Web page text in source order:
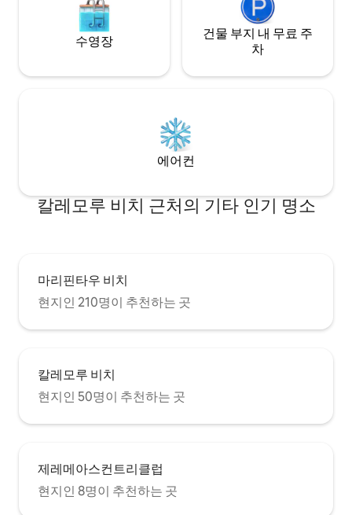
수영장
건물 부지 내 무료 주
차
에어컨
칼레모루 비치 근처의 기타 인기 명소
마리핀타우 비치
현지인 210명이 추천하는 곳
칼레모루 비치
현지인 50명이 추천하는 곳
제레메아스컨트리클럽
현지인 8명이 추천하는 곳